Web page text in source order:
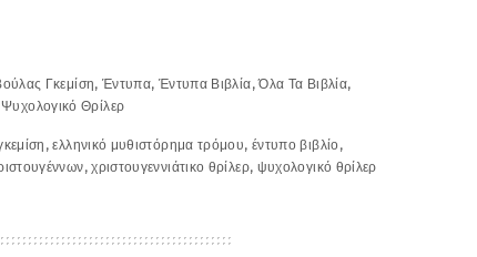
Γκεμίση, Έντυπα, Έντυπα Βιβλία,Όλα Τα Βιβλία,
Ψυχολογικό Θρίλερ
,ελληνικό μυθιστόρημα τρόμου, έντυπο βιβλίο,
,χριστουγεννιάτικο θρίλερ, ψυχολογικό θρίλερ